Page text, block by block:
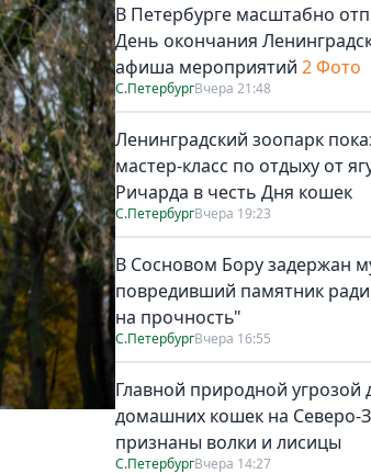
В Петербурге масштабно
День окончания
афиша мероприятий 2 Фото
С.ПетербургВчера 21:48
Ленинградский зоопарк
мастер-класс по отдыху от
Ричарда в честь Дня кошек
С.ПетербургВчера 19:23
В Сосновом Бору задержан
повредивший памятник
на прочность"
С.ПетербургВчера 16:55
Главной природной угрозой
домашних кошек на Северо-
признаны волки и лисицы
С.ПетербургВчера 14:27